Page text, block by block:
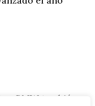
BMW también